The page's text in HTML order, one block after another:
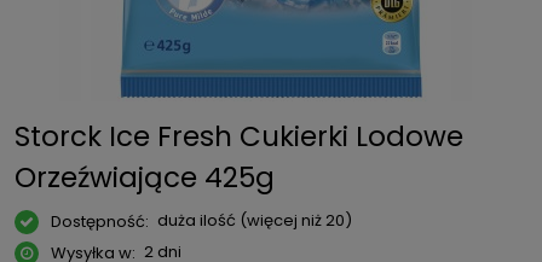
Storck Ice Fresh Cukierki Lodowe
Orzeźwiające 425g
Dostępność: duża ilość (więcej niż 20)
Wysyłka w: 2 dni